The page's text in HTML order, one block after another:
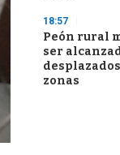
18:57
Peón rural
ser
zonas